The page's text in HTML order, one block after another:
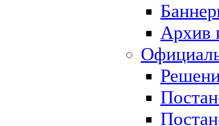
Архив